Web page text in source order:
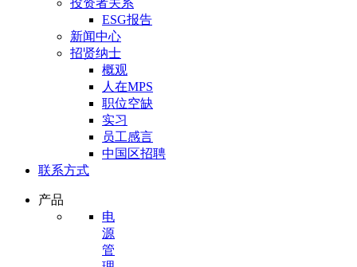
投资者关系
ESG报告
新闻中心
招贤纳士
概观
人在MPS
职位空缺
实习
员工感言
中国区招聘
联系方式
产品
电
源
管